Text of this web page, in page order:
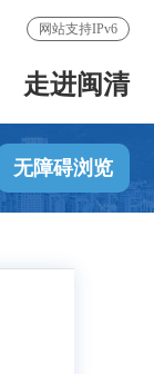
网站支持IPv6
走进闽清
无障碍浏览